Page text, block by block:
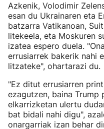
Azkenik, Volodimir
esan du Ukrainaren eta
batzarra Vatikanoan,
litekeela, eta Moskuren
izatea espero duela.
errusiarrek bakerik nahi
litzateke", ohartarazi du.
"Ez ditut errusiarren
ezagutzen, baina Trump
elkarrizketan ulertu
bat bidali nahi digu",
onargarriak izan behar